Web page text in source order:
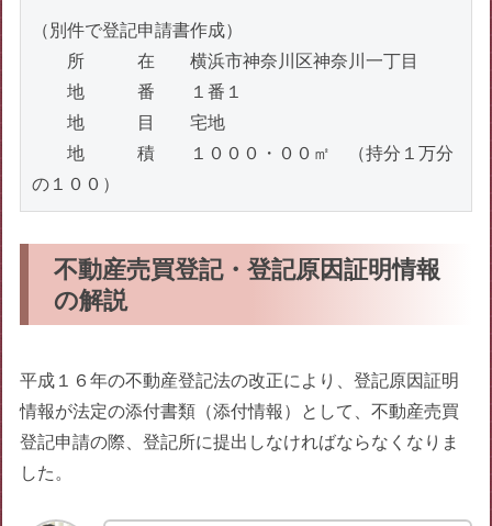
（別件で登記申請書作成）
所　　　在　　横浜市神奈川区神奈川一丁目
地　　　番　　１番１
地　　　目　　宅地
地　　　積　　１０００・００㎡　（持分１万分
の１００）
不動産売買登記・登記原因証明情報
の解説
平成１６年の不動産登記法の改正により、登記原因証明
情報が法定の添付書類（添付情報）として、不動産売買
登記申請の際、登記所に提出しなければならなくなりま
した。